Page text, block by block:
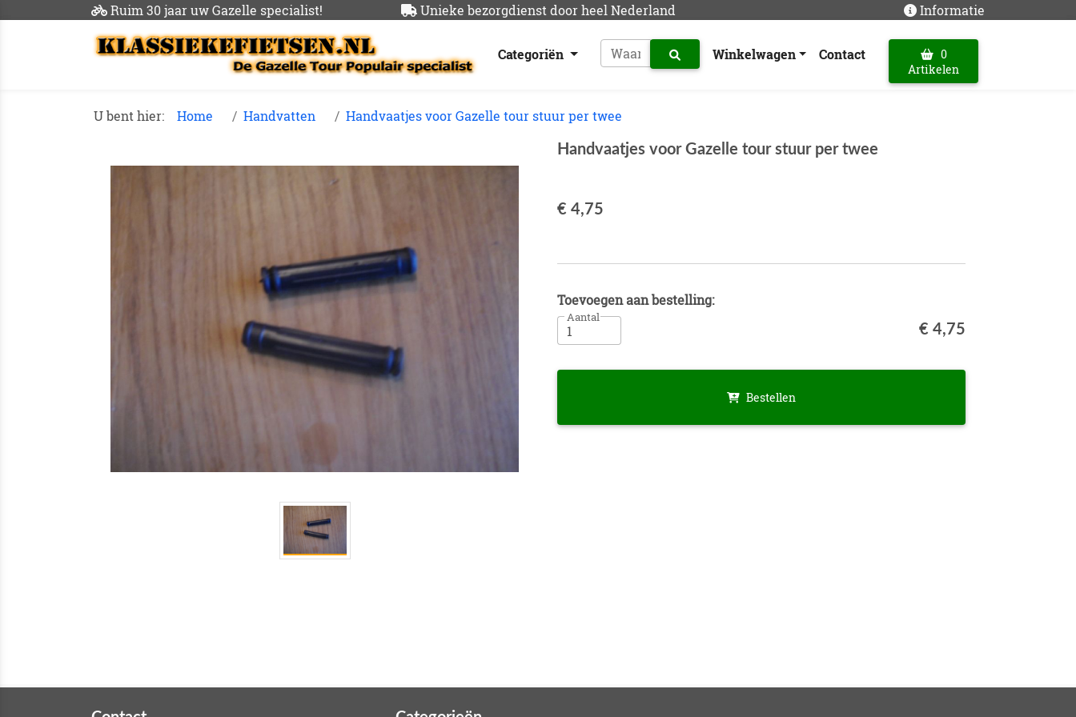
Ruim 30 jaar uw Gazelle specialist! Unieke bezorgdienst door heel Nederland Informatie
Categoriën Winkelwagen Contact
0
Artikelen
U bent hier: Home Handvatten Handvaatjes voor Gazelle tour stuur per twee
Handvaatjes voor Gazelle tour stuur per twee
€ 4,75
Toevoegen aan bestelling:
Aantal
€ 4,75
Bestellen